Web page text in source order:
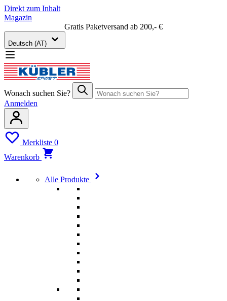
Direkt zum Inhalt
Magazin
Gratis Paketversand ab 200,- €
Deutsch (AT)
Wonach suchen Sie?
Anmelden
Merkliste 0
Warenkorb
Alle Produkte